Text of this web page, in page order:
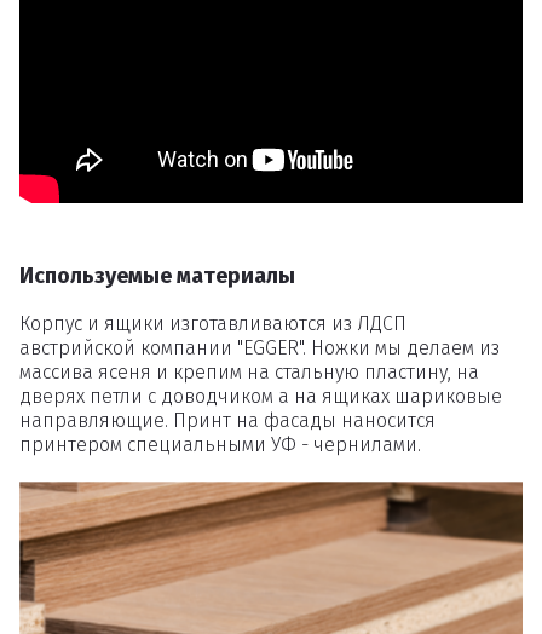
Используемые материалы
Корпус и ящики изготавливаются из ЛДСП
австрийской компании "EGGER". Ножки мы делаем из
массива ясеня и крепим на стальную пластину, на
дверях петли с доводчиком а на ящиках шариковые
направляющие. Принт на фасады наносится
принтером специальными УФ - чернилами.
Удалить